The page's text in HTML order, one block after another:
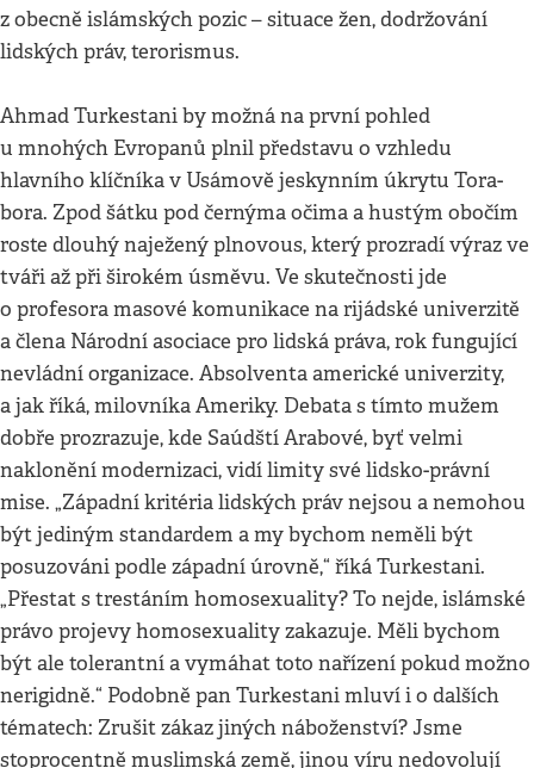
z obecně islámských pozic – situace žen, dodržování
lidských práv, terorismus.
Ahmad Turkestani by možná na první pohled
u mnohých Evropanů plnil představu o vzhledu
hlavního klíčníka v Usámově jeskynním úkrytu Tora-
bora. Zpod šátku pod černýma očima a hustým obočím
roste dlouhý naježený plnovous, který prozradí výraz ve
tváři až při širokém úsměvu. Ve skutečnosti jde
o profesora masové komunikace na rijádské univerzitě
a člena Národní asociace pro lidská práva, rok fungující
nevládní organizace. Absolventa americké univerzity,
a jak říká, milovníka Ameriky. Debata s tímto mužem
dobře prozrazuje, kde Saúdští Arabové, byť velmi
naklonění modernizaci, vidí limity své lidsko-právní
mise. „Západní kritéria lidských práv nejsou a nemohou
být jediným standardem a my bychom neměli být
posuzováni podle západní úrovně,“ říká Turkestani.
„Přestat s trestáním homosexuality? To nejde, islámské
právo projevy homosexuality zakazuje. Měli bychom
být ale tolerantní a vymáhat toto nařízení pokud možno
nerigidně.“ Podobně pan Turkestani mluví i o dalších
tématech: Zrušit zákaz jiných náboženství? Jsme
stoprocentně muslimská země, jinou víru nedovolují